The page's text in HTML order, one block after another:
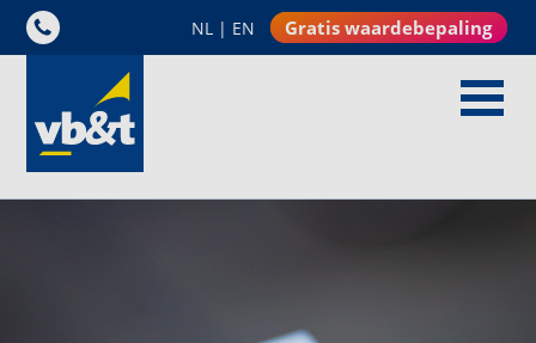
NL | EN Gratis waardebepaling